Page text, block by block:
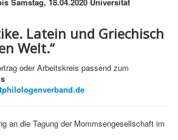
Latein und Griechisch
Welt.“
oder Arbeitskreis passend zum
an die Tagung der Mommsengesellschaft im